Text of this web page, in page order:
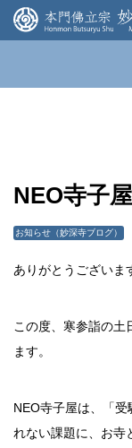
NEO寺子
お知らせ（妙深寺ブログ）
ありがとうございま
この度、寒参詣の土
ます。
NEO寺子屋は、「
れない課題に、お寺